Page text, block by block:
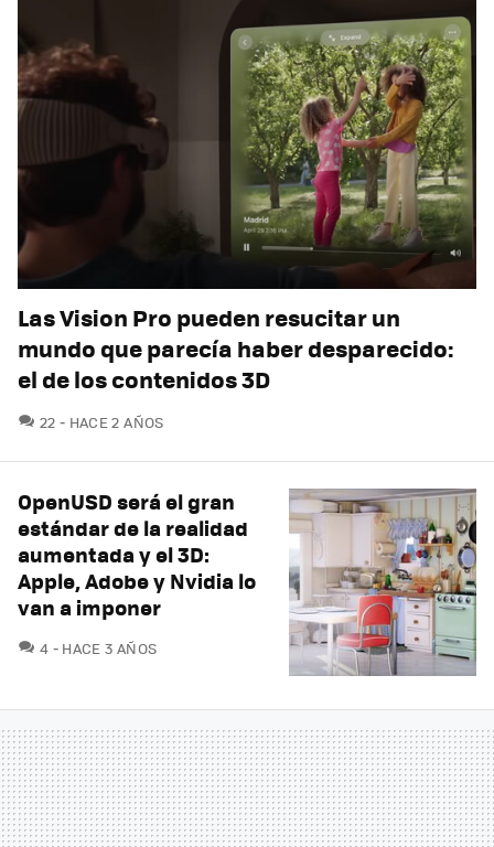
Las Vision Pro pueden resucitar un
mundo que parecía haber desparecido:
el de los contenidos 3D
22 COMENTARIOS
HACE 2 AÑOS
OpenUSD será el gran
estándar de la realidad
aumentada y el 3D:
Apple, Adobe y Nvidia lo
van a imponer
4 COMENTARIOS
HACE 3 AÑOS